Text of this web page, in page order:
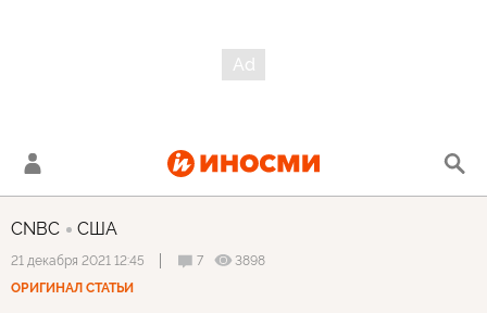
CNBC США
21 декабря 2021 12:45 7
3898
ОРИГИНАЛ СТАТЬИ